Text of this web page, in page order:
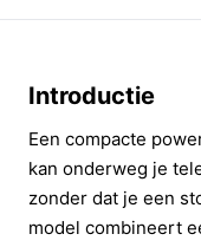
Introductie
Een compacte
kan onderweg je
zonder dat je een
model combineert